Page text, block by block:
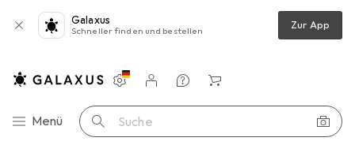
Galaxus
Schneller finden und bestellen Zur App
Navigation nach Kategorien
Menü Suche
Einstellungen
Kundenkonto
Vergleichslisten
Merklisten
Warenkorb